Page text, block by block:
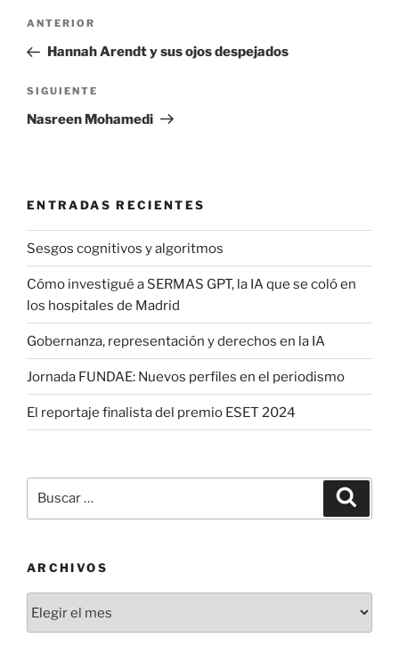
Navegación
entradas
Entrada
anterior:
ANTERIOR
Hannah Arendt y sus ojos despejados
Siguiente
entrada
SIGUIENTE
Nasreen Mohamedi
ENTRADAS RECIENTES
Sesgos cognitivos y algoritmos
Cómo investigué a SERMAS GPT, la IA que se coló en
los hospitales de Madrid
Gobernanza, representación y derechos en la IA
Jornada FUNDAE: Nuevos perfiles en el periodismo
El reportaje finalista del premio ESET 2024
por:
ARCHIVOS